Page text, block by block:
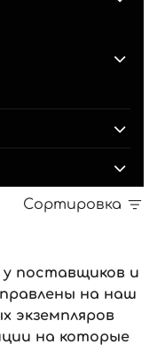
Сортировка
у поставщиков и
на наш
экземпляров
на которые